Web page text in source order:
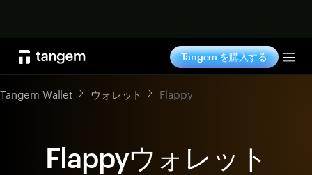
Tangem を購入する
Tangem Wallet ウォレット Flappy
Flappyウォレット